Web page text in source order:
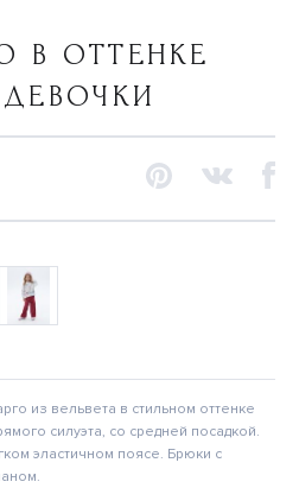
В ОТТЕНКЕ
из вельвета в стильном оттенке
силуэта, со средней посадкой.
эластичном поясе. Брюки с